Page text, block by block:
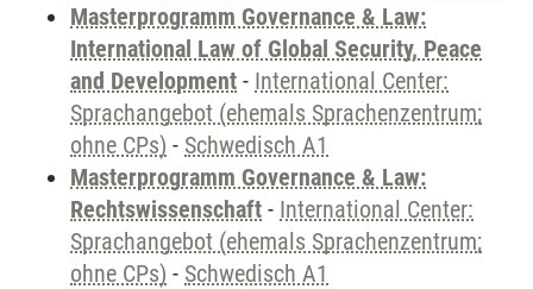
Masterprogramm Governance & Law:
International Law of Global Security, Peace
and Development - International Center:
Sprachangebot (ehemals Sprachenzentrum;
ohne CPs) - Schwedisch A1
Masterprogramm Governance & Law:
Rechtswissenschaft - International Center:
Sprachangebot (ehemals Sprachenzentrum;
ohne CPs) - Schwedisch A1